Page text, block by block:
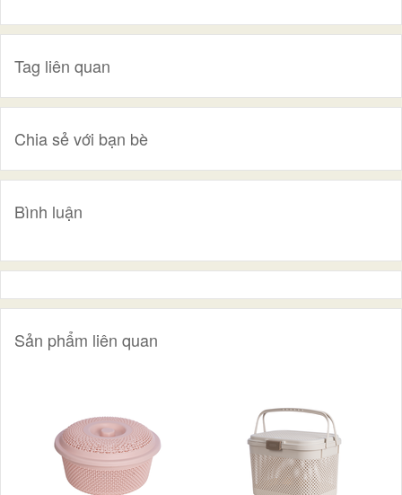
Tag liên quan
Chia sẻ với bạn bè
Bình luận
Sản phẩm liên quan